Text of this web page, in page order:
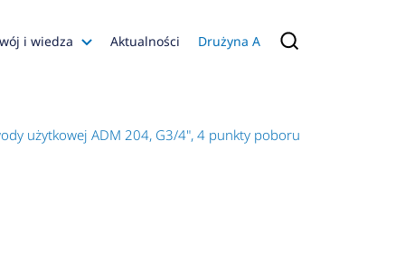
i wiedza
Konfiguratory
Aktualności Drużyna A
użytkowej ADM 204, G3/4", 4 punkty poboru